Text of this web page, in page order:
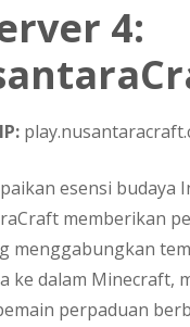
4:
esensi budaya
memberikan
menggabungkan
ke dalam Minecraft,
perpaduan